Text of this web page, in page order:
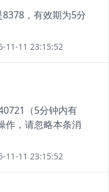
8378，有效期为5分
11-11 23:15:52
（5分钟内有
作，请忽略本条消
11-11 23:15:52